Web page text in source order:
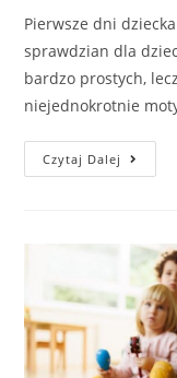
Pierwsze dni
sprawdzian dla
bardzo prostych,
niejednokrotnie
Czytaj Dalej